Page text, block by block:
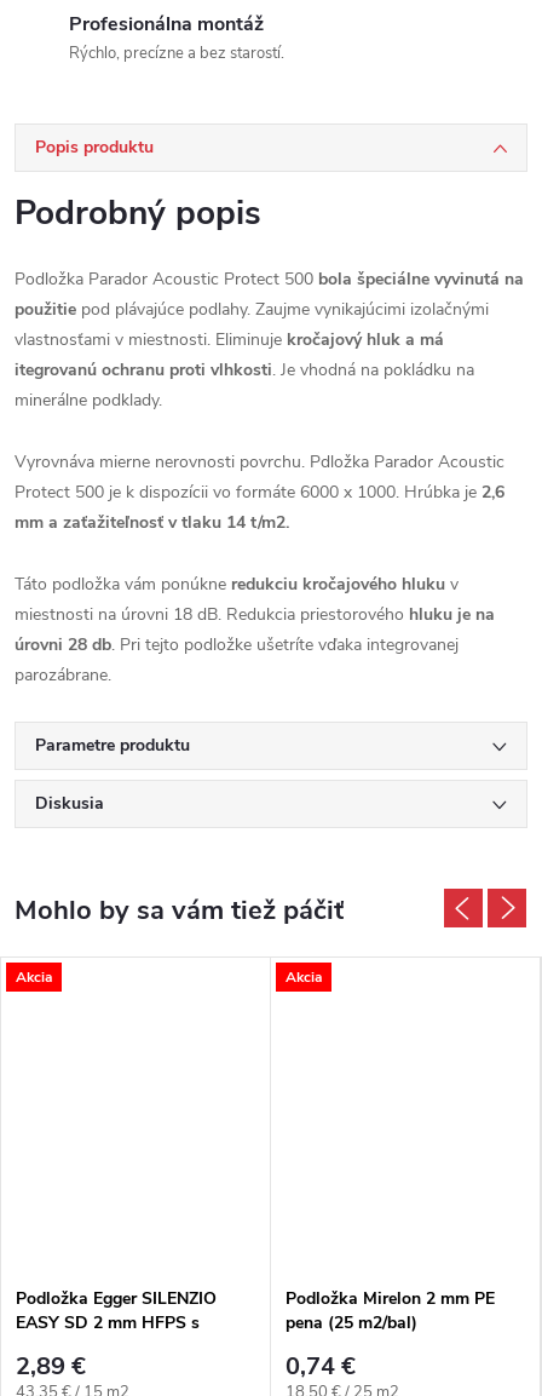
Profesionálna montáž
Rýchlo, precízne a bez starostí.
Popis produktu
Podrobný popis
Podložka Parador Acoustic Protect 500 bola špeciálne vyvinutá na
použitie pod plávajúce podlahy. Zaujme vynikajúcimi izolačnými
vlastnosťami v miestnosti. Eliminuje kročajový hluk a má
itegrovanú ochranu proti vlhkosti. Je vhodná na pokládku na
minerálne podklady.
Vyrovnáva mierne nerovnosti povrchu. Pdložka Parador Acoustic
Protect 500 je k dispozícii vo formáte 6000 x 1000. Hrúbka je 2,6
mm a zaťažiteľnosť v tlaku 14 t/m2.
Táto podložka vám ponúkne redukciu kročajového hluku v
miestnosti na úrovni 18 dB. Redukcia priestorového hluku je na
úrovni 28 db. Pri tejto podložke ušetríte vďaka integrovanej
parozábrane.
Parametre produktu
Diskusia
Akcia
Podložka Egger SILENZIO
EASY SD 2 mm HFPS s
2,89 €
Jednotková cena:
Akcia
Podložka Mirelon 2 mm PE
pena (25 m2/bal)
0,74 €
Jednotková cena: